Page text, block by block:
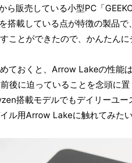
ら販売している小型PC「
搭載している点が特徴の製品で
ことができたので、かんたんに
ておくと、Arrow Lakeの性能
後に迫っていることを念頭に
搭載モデルでもデイリーユ
ル用Arrow Lakeに触れてみた